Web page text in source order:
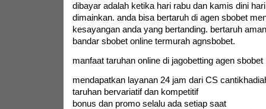
dibayar adalah ketika hari rabu dan kamis dini
dimainkan. anda bisa bertaruh di agen sbobet
kesayangan anda yang bertanding. bertaruh
bandar sbobet online termurah agnsbobet.
manfaat taruhan online di jagobetting agen sbobet
mendapatkan layanan 24 jam dari CS
taruhan bervariatif dan kompetitif
bonus dan promo selalu ada setiap saat